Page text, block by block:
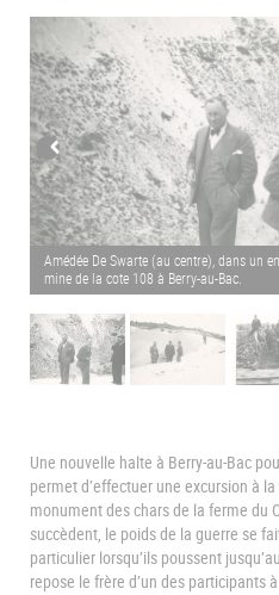
Amédée De Swarte (au centre), dans un
mine de la cote 108 à Berry-au-Bac.
Une nouvelle halte à Berry-au-Bac
permet d’effectuer une excursion à
monument des chars de la ferme du
succèdent, le poids de la guerre se
particulier lorsqu’ils poussent
repose le frère d’un des participants